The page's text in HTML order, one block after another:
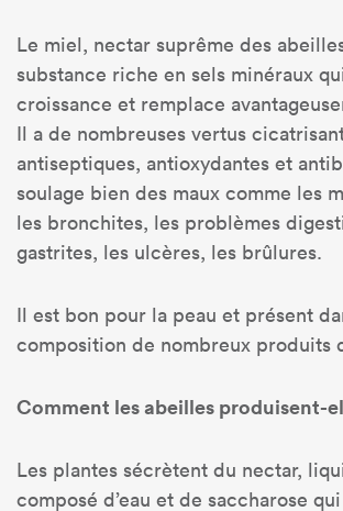
Le miel, nectar suprême des
substance riche en sels minéraux
croissance et remplace
Il a de nombreuses vertus
antiseptiques, antioxydantes et
soulage bien des maux comme les
les bronchites, les problèmes
gastrites, les ulcères, les brûlures.
Il est bon pour la peau et présent
composition de nombreux produits
Comment les abeilles produisent-
Les plantes sécrètent du nectar,
composé d’eau et de saccharose